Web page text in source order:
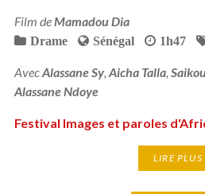
Film de Mamadou Dia
Drame Sénégal 1h47
AvecAlassane Sy, Aicha Talla,
Alassane Ndoye
Festival Images et paroles
LIRE PLUS